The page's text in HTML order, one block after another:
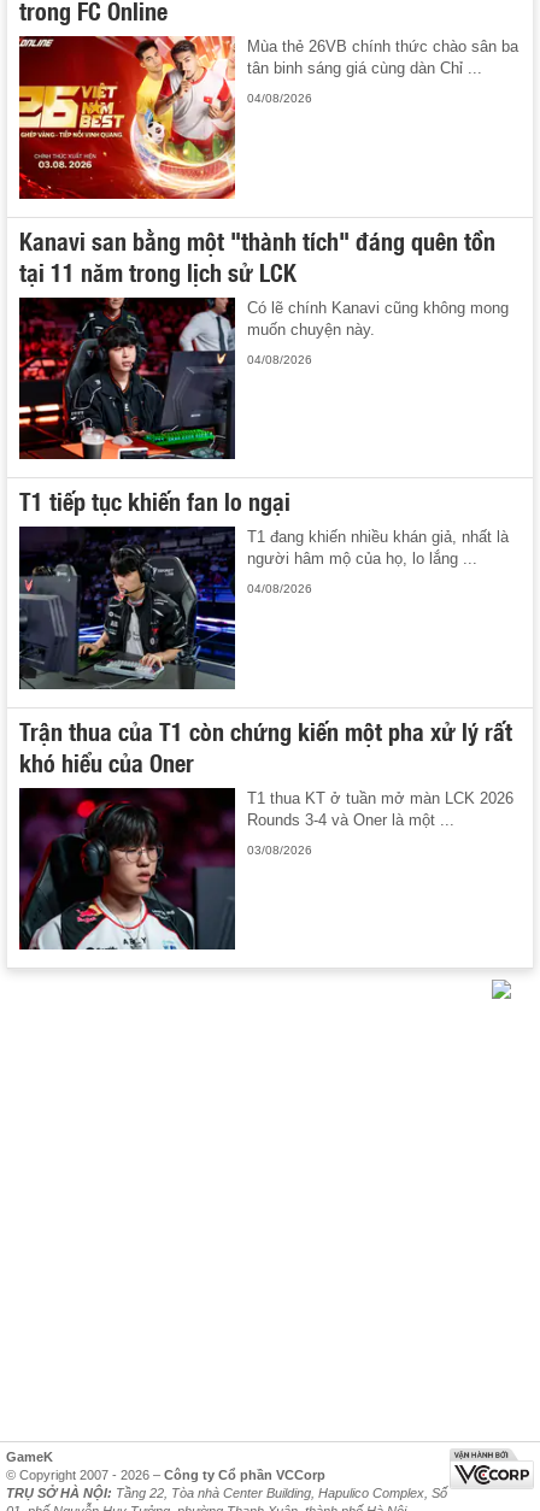
trong FC Online
Mùa thẻ 26VB chính thức chào sân ba
tân binh sáng giá cùng dàn Chỉ ...
04/08/2026
Kanavi san bằng một "thành tích" đáng quên tồn
tại 11 năm trong lịch sử LCK
Có lẽ chính Kanavi cũng không mong
muốn chuyện này.
04/08/2026
T1 tiếp tục khiến fan lo ngại
T1 đang khiến nhiều khán giả, nhất là
người hâm mộ của họ, lo lắng ...
04/08/2026
Trận thua của T1 còn chứng kiến một pha xử lý rất
khó hiểu của Oner
T1 thua KT ở tuần mở màn LCK 2026
Rounds 3-4 và Oner là một ...
03/08/2026
GameK
© Copyright 2007 - 2026 – Công ty Cổ phần VCCorp
TRỤ SỞ HÀ NỘI: Tầng 22, Tòa nhà Center Building, Hapulico Complex, Số